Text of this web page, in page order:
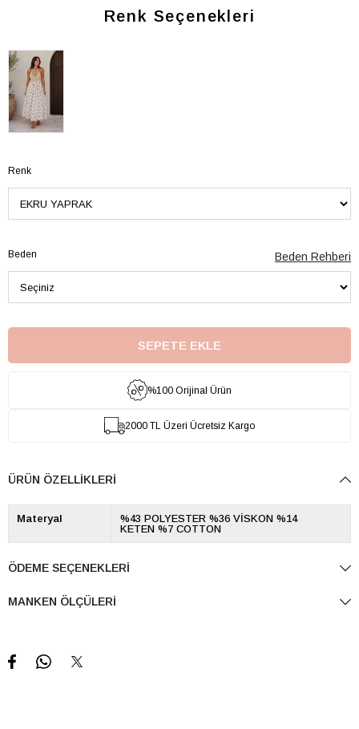
Renk Seçenekleri
Renk
Beden Beden Rehberi
%100 Orijinal Ürün
2000 TL Üzeri Ücretsiz Kargo
ÜRÜN ÖZELLIKLERI
Materyal
%43 POLYESTER %36 VİSKON %14
KETEN %7 COTTON
ÖDEME SEÇENEKLERI
MANKEN ÖLÇÜLERI